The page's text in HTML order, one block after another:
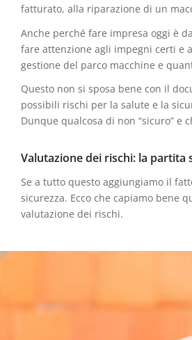
fatturato, alla riparazione di un
Anche perché fare impresa oggi è
fare attenzione agli impegni certi e
gestione del parco macchine e
Questo non si sposa bene con il
possibili rischi per la salute e la
Dunque qualcosa di non “sicuro” e
Valutazione dei rischi: la partita
Se a tutto questo aggiungiamo il
sicurezza. Ecco che capiamo bene
valutazione dei rischi.